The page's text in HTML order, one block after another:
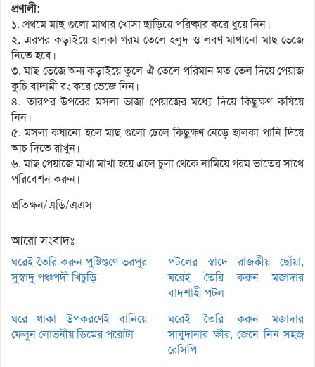
প্রণালী:
১. প্রথমে মাছ গুলো মাথার খোসা ছাড়িয়ে পরিষ্কার করে ধুয়ে নিন।
২. এরপর কড়াইয়ে হালকা গরম তেলে হলুদ ও লবণ মাখানো মাছ ভেজে
নিতে হবে।
৩. মাছ ভেজে অন্য কড়াইয়ে তুলে ঐ তেলে পরিমান মত তেল দিয়ে পেয়াজ
কুচি বাদামী রং করে ভেজে নিন।
৪. তারপর উপরের মসলা ভাজা পেয়াজের মধ্যে দিয়ে কিছুক্ষণ কষিয়ে
নিন।
৫. মসলা কষানো হলে মাছ গুলো ঢেলে কিছুক্ষণ নেড়ে হালকা পানি দিয়ে
আচ দিতে রাখুন।
৬. মাছ পেয়াজে মাখা মাখা হয়ে এলে চুলা থেকে নামিয়ে গরম ভাতের সাথে
পরিবেশন করুন।
প্রতিক্ষন/এডি/এএস
আরো সংবাদঃ
ঘরেই তৈরি করুন পুষ্টিগুণে ভরপুর
সুস্বাদু পঞ্চপদী খিচুড়ি
পটলের স্বাদে রাজকীয় ছোঁয়া,
ঘরেই তৈরি করুন মজাদার
বাদশাহী পটল
ঘরে থাকা উপকরণেই বানিয়ে
ফেলুন লোভনীয় ডিমের পরোটা
ঘরেই তৈরি করুন মজাদার
সাবুদানার ক্ষীর, জেনে নিন সহজ
রেসিপি